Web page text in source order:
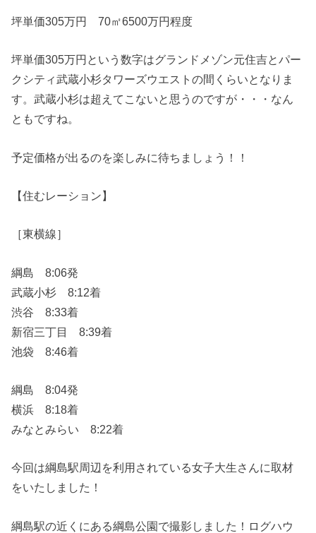
坪単価305万円 70㎡6500万円程度
坪単価305万円という数字はグランドメゾン元住吉とパー
クシティ武蔵小杉タワーズウエストの間くらいとなりま
す。武蔵小杉は超えてこないと思うのですが・・・なん
ともですね。
予定価格が出るのを楽しみに待ちましょう！！
【住むレーション】
［東横線］
綱島 8:06発
武蔵小杉 8:12着
渋谷 8:33着
新宿三丁目 8:39着
池袋 8:46着
綱島 8:04発
横浜 8:18着
みなとみらい 8:22着
今回は綱島駅周辺を利用されている女子大生さんに取材
をいたしました！
綱島駅の近くにある綱島公園で撮影しました！ログハウ